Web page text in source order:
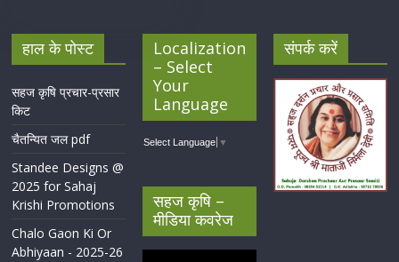
हाल के पोस्ट
सहज कृषि प्रचार-प्रसार
किट
चैतन्यित जल pdf
Standee Designs @
2025 for Sahaj
Krishi Promotions
Chalo Gaon Ki Or
Abhiyaan - 2025-26
Localization
– Select
Your
Language
Select Language ▼
सहज कृषि –
मीडिया कवरेज
संपर्क करें